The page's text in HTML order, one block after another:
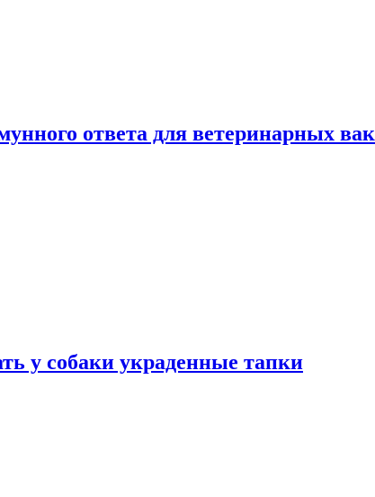
ответа для ветеринарных
у собаки украденные тапки